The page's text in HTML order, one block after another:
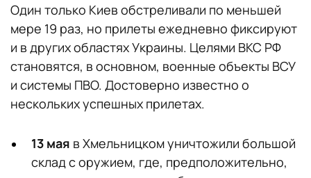
Один только Киев обстреливали по меньшей
мере 19 раз, но прилеты ежедневно фиксируют
и в других областях Украины. Целями ВКС РФ
становятся, в основном, военные объекты ВСУ
и системы ПВО. Достоверно известно о
нескольких успешных прилетах.
13 мая в Хмельницком уничтожили большой
склад с оружием, где, предположительно,